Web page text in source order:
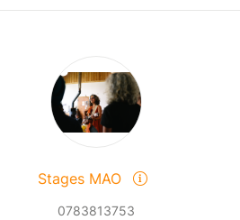
Stages MAO
0783813753